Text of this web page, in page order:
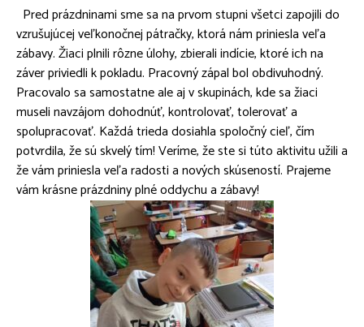
Pred prázdninami sme sa na prvom stupni všetci zapojili do
vzrušujúcej veľkonočnej pátračky, ktorá nám priniesla veľa
zábavy. Žiaci plnili rôzne úlohy, zbierali indície, ktoré ich na
záver priviedli k pokladu. Pracovný zápal bol obdivuhodný.
Pracovalo sa samostatne ale aj v skupinách, kde sa žiaci
museli navzájom dohodnúť, kontrolovať, tolerovať a
spolupracovať. Každá trieda dosiahla spoločný cieľ, čím
potvrdila, že sú skvelý tím! Veríme, že ste si túto aktivitu užili a
že vám priniesla veľa radosti a nových skúseností. Prajeme
vám krásne prázdniny plné oddychu a zábavy!